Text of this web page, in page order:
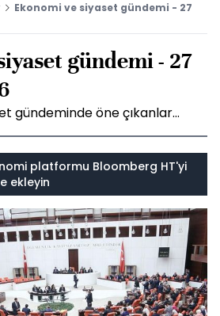
Ekonomi ve siyaset gündemi - 27
gündemi - 27
gündeminde öne çıkanlar...
platformu Bloomberg HT'yi
ekleyin